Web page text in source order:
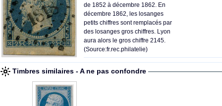
de 1852 à décembre 1862. En
décembre 1862, les losanges
petits chiffres sont remplacés par
des losanges gros chiffres. Lyon
aura alors le gros chiffre 2145.
(Source:fr.rec.philatelie)
Timbres similaires - A ne pas confondre